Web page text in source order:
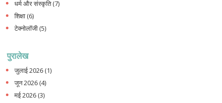
धर्म और संस्कृति(7)
शिक्षा (6)
टेक्नोलॉजी (5)
पुरालेख
जुलाई 2026 (1)
जून 2026 (4)
मई 2026 (3)